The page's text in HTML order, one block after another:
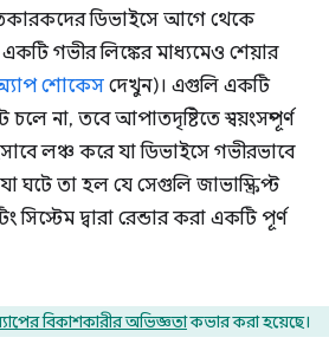
ডিভাইসে আগে থেকে
গভীর লিঙ্কের মাধ্যমেও শেয়ার
শোকেসদেখুন)। এগুলি একটি
চলে না, তবে আপাতদৃষ্টিতে স্বয়ংসম্পূর্ণ
লঞ্চ করে যা ডিভাইসে গভীরভাবে
ঘটে তা হল যে সেগুলি জাভাস্ক্রিপ্ট
সিস্টেম দ্বারা রেন্ডার করা একটি পূর্ণ
বিকাশকারীর অভিজ্ঞতাকভার করা হয়েছে।